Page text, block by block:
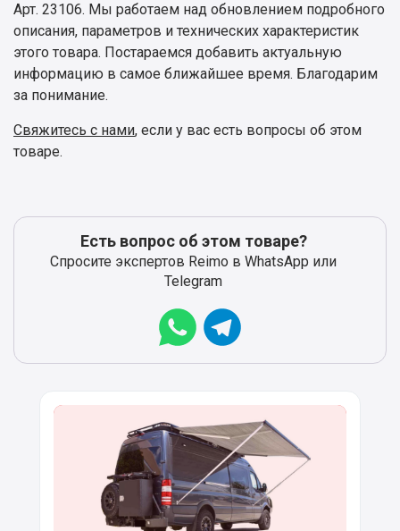
Арт. 23106. Мы работаем над обновлением подробного
описания, параметров и технических характеристик
этого товара. Постараемся добавить актуальную
информацию в самое ближайшее время. Благодарим
за понимание.
Свяжитесь с нами, если у вас есть вопросы об этом
товаре.
Есть вопрос об этом товаре?
Спросите экспертов Reimo в WhatsApp или
Telegram